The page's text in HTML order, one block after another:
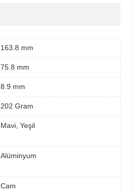
163.8 mm
75.8 mm
8.9 mm
202 Gram
Mavi, Yeşil
Alüminyum
Cam